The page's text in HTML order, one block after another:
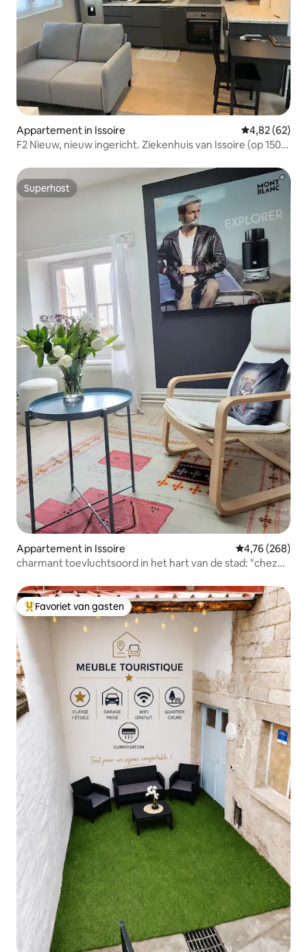
Appartement in Issoire Gemiddelde
4,82 (62)
F2 Nieuw, nieuw ingericht. Ziekenhuis van Issoire (op 150
Superhost
Superhost
Appartement in Issoire Gemiddelde
4,76 (268)
charmant toevluchtsoord in het hart van de stad: "chez
Topfavoriet van gasten
Favoriet van gasten